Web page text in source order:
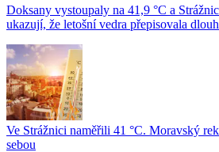
Doksany vystoupaly na 41,9 °C a
ukazují, že letošní vedra přepisovala
Ve Strážnici naměřili 41 °C. Moravský
sebou